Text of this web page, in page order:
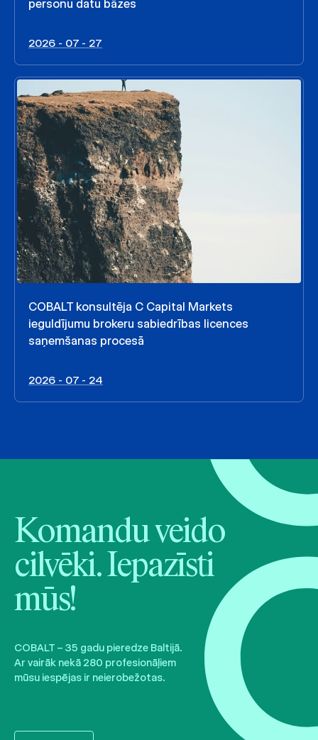
personu datu bāzes
2026 - 07 - 27
COBALT konsultēja C Capital Markets
ieguldījumu brokeru sabiedrības licences
saņemšanas procesā
2026 - 07 - 24
Komandu veido
cilvēki. Iepazīsti
mūs!
COBALT – 35 gadu pieredze Baltijā.
Ar vairāk nekā 280 profesionāļiem
mūsu iespējas ir neierobežotas.